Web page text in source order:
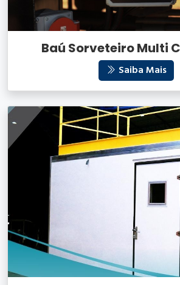
Baú Sorveteiro Multi
Saiba Mais